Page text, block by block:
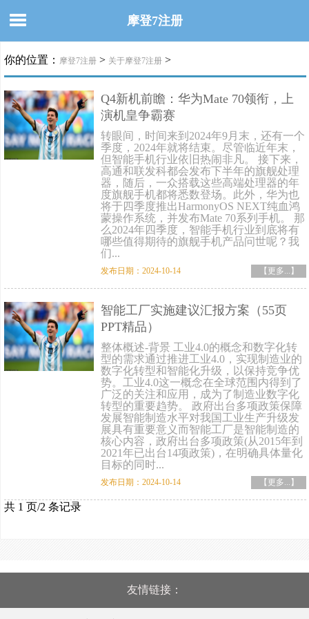
摩登7注册
你的位置： 摩登7注册 > 关于摩登7注册 >
Q4新机前瞻：华为Mate 70领衔，上
演机皇争霸赛
转眼间，时间来到2024年9月末，还有一个
季度，2024年就将结束。尽管临近年末，
但智能手机行业依旧热闹非凡。 接下来，
高通和联发科都会发布下半年的旗舰处理
器，随后，一众搭载这些高端处理器的年
度旗舰手机都将悉数登场。此外，华为也
将于四季度推出HarmonyOS NEXT纯血鸿
蒙操作系统，并发布Mate 70系列手机。 那
么2024年四季度，智能手机行业到底将有
哪些值得期待的旗舰手机产品问世呢？我
们...
发布日期：2024-10-14 【更多...】
智能工厂实施建议汇报方案（55页
PPT精品）
整体概述-背景 工业4.0的概念和数字化转
型的需求通过推进工业4.0，实现制造业的
数字化转型和智能化升级，以保持竞争优
势。工业4.0这一概念在全球范围内得到了
广泛的关注和应用，成为了制造业数字化
转型的重要趋势。 政府出台多项政策保障
发展智能制造水平对我国工业生产升级发
展具有重要意义而智能工厂是智能制造的
核心内容，政府出台多项政策(从2015年到
2021年已出台14项政策)，在明确具体量化
目标的同时...
发布日期：2024-10-14 【更多...】
共 1 页/2 条记录
友情链接：